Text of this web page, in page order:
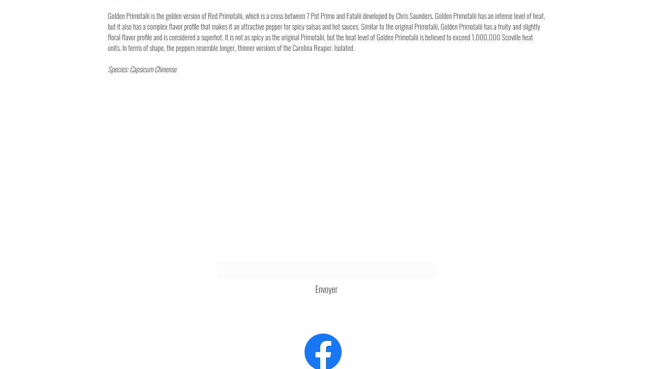
Golden Primotalii is the golden version of Red Primotalii, which is a cross between 7 Pot Primo and Fatalii developed by Chris Saunders. Golden Primotalii has an intense level of heat,
but it also has a complex flavor profile that makes it an attractive pepper for spicy salsas and hot sauces. Similar to the original Primotalii, Golden Primotalii has a fruity and slightly
floral flavor profile and is considered a superhot. It is not as spicy as the original Primotalii, but the heat level of Golden Primotalii is believed to exceed 1,000,000 Scoville heat
units. In terms of shape, the peppers resemble longer, thinner versions of the Carolina Reaper. Isolated.
Species: Capsicum Chinense
Envoyer